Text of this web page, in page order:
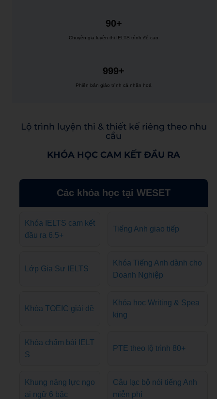
90+
Chuyên gia luyện thi IELTS trình độ cao
999+
Phiên bản giáo trình cá nhân hoá
Lộ trình luyện thi & thiết kế riêng theo nhu
cầu
KHÓA HỌC CAM KẾT ĐẦU RA
Các khóa học tại WESET
Khóa IELTS cam kết
đầu ra 6.5+
Tiếng Anh giao tiếp
Lớp Gia Sư IELTS
Khóa Tiếng Anh dành cho
Doanh Nghiệp
Khóa TOEIC giải đề
Khóa học Writing & Spea
king
Khóa chấm bài IELT
S
PTE theo lộ trình 80+
Khung năng lực ngo
ại ngữ 6 bậc
Câu lạc bộ nói tiếng Anh
miễn phí